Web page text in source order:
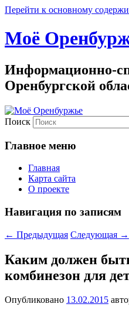
Перейти к основному
Моё
Информационно-
Оренбургской
Поиск
Главное меню
Главная
Карта сайта
О проекте
Навигация по записям
← Предыдущая Следующая →
Каким должен
комбинезон для
Опубликовано 13.02.2015